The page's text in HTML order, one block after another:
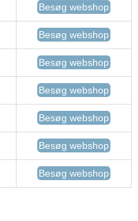
Besøg webshop
Besøg webshop
Besøg webshop
Besøg webshop
Besøg webshop
Besøg webshop
Besøg webshop